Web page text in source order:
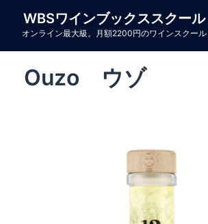
WBSワインブックススクール
オンライン最大級。月額2200円のワインスクール
Ouzo ウゾ